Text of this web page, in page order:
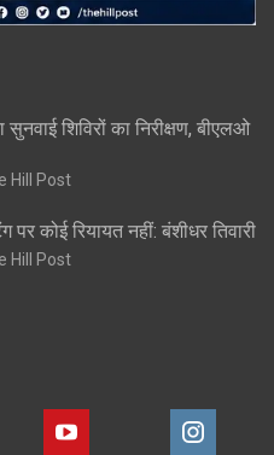
शिविरों का निरीक्षण, बीएलओ
Hill Post
पर कोई रियायत नहीं: बंशीधर तिवारी
Hill Post